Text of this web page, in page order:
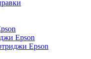
Epson
Epson